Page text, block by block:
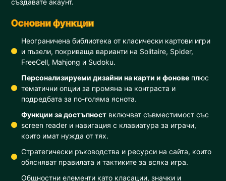
Основни функции
Неограничена библиотека от класически картови игри
и пъзели, покриваща варианти на Solitaire, Spider,
FreeCell, Mahjong и Sudoku.
Персонализируеми дизайни на карти и фонове плюс
тематични опции за промяна на контраста и
подредбата за по-голяма яснота.
Функции за достъпност включват съвместимост със
screen reader и навигация с клавиатура за играчи,
които имат нужда от тях.
Стратегически ръководства и ресурси на сайта, които
обясняват правилата и тактиките за всяка игра.
Общностни елементи като класации, значки и